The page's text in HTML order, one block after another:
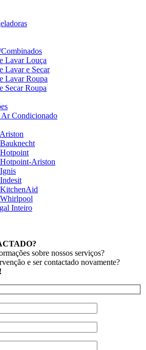
Lavar Louça
Lavar e Secar
Lavar Roupa
Secar Roupa
Ar Condicionado
Ariston
Inteiro
sobre nossos serviços?
e ser contactado novamente?